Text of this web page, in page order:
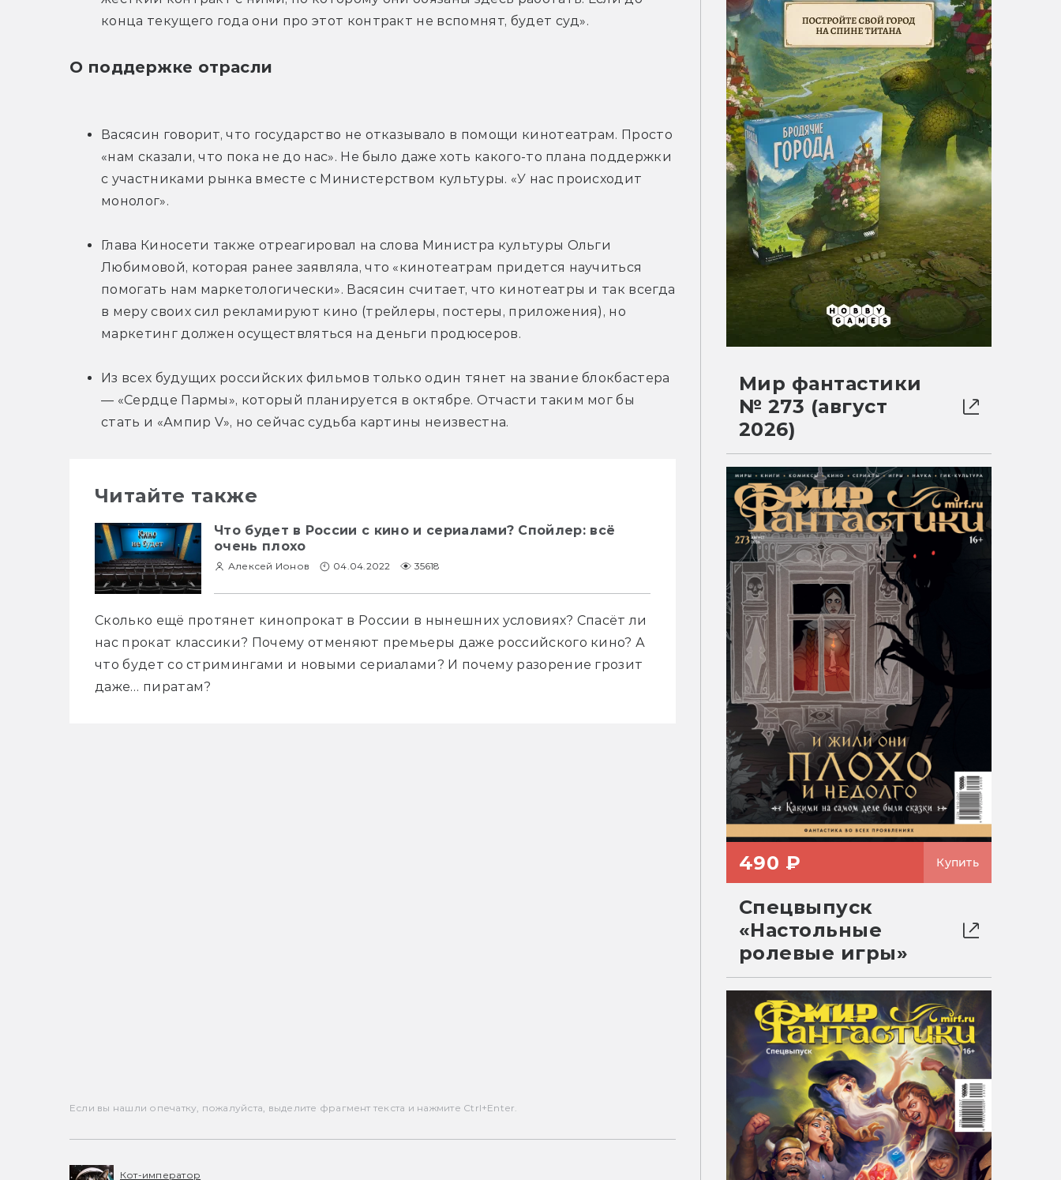
конца текущего года они про этот контракт не вспомнят, будет суд».
О поддержке отрасли
Васясин говорит, что государство не отказывало в помощи кинотеатрам. Просто
«нам сказали, что пока не до нас». Не было даже хоть какого-то плана поддержки
с участниками рынка вместе с Министерством культуры. «У нас происходит
монолог».
Глава Киносети также отреагировал на слова Министра культуры Ольги
Любимовой, которая ранее заявляла, что «кинотеатрам придется научиться
помогать нам маркетологически». Васясин считает, что кинотеатры и так всегда
в меру своих сил рекламируют кино (трейлеры, постеры, приложения), но
маркетинг должен осуществляться на деньги продюсеров.
Из всех будущих российских фильмов только один тянет на звание блокбастера
— «Сердце Пармы», который планируется в октябре. Отчасти таким мог бы
стать и «Ампир V», но сейчас судьба картины неизвестна.
Читайте также
Что будет в России с кино и сериалами? Спойлер: всё
очень плохо
Алексей Ионов 04.04.2022 35618
Сколько ещё протянет кинопрокат в России в нынешних условиях? Спасёт ли
нас прокат классики? Почему отменяют премьеры даже российского кино? А
что будет со стримингами и новыми сериалами? И почему разорение грозит
даже… пиратам?
Если вы нашли опечатку, пожалуйста, выделите фрагмент текста и нажмите Ctrl+Enter.
Кот-император
Мир фантастики
№ 273 (август
2026)
490 ₽ Купить
Спецвыпуск
«Настольные
ролевые игры»